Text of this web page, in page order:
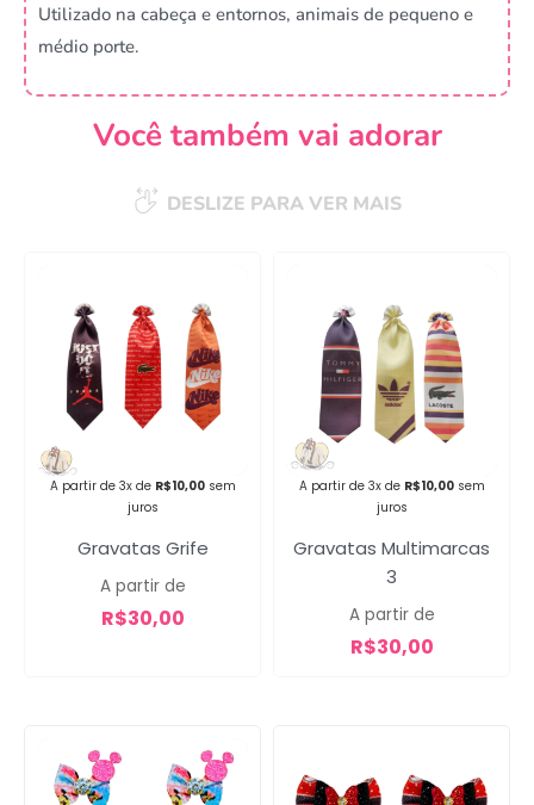
Utilizado na cabeça e entornos, animais de pequeno e
médio porte.
Você também vai adorar
DESLIZE PARA VER MAIS
A partir de 3x de R$10,00 sem
juros
Gravatas Grife
A partir de
R$30,00
A partir de 3x de R$10,00 sem
juros
Gravatas Multimarcas
3
A partir de
R$30,00
Campanha lançada com
sucesso!